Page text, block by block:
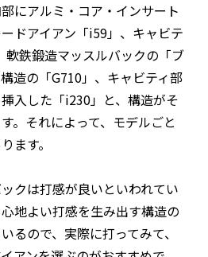
にアルミ・コア・インサート
ドアイアン「i59」、キャビテ
軟鉄鍛造マッスルバックの「ブ
造の「G710」、キャビティ部
入した「i230」と、構造がそ
。それによって、モデルごと
ます。
クは打感が良いといわれてい
地よい打感を生み出す構造の
るので、実際に打ってみて、